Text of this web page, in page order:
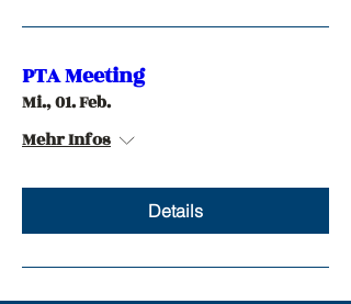
PTA Meeting
Mi., 01. Feb.
Mehr Infos
Details